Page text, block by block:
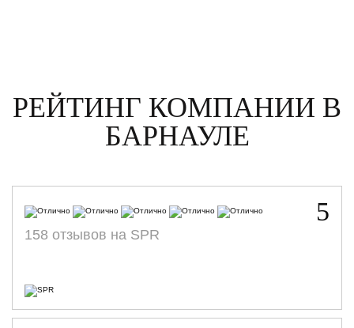
РЕЙТИНГ КОМПАНИИ В
БАРНАУЛЕ
5
158 отзывов на SPR